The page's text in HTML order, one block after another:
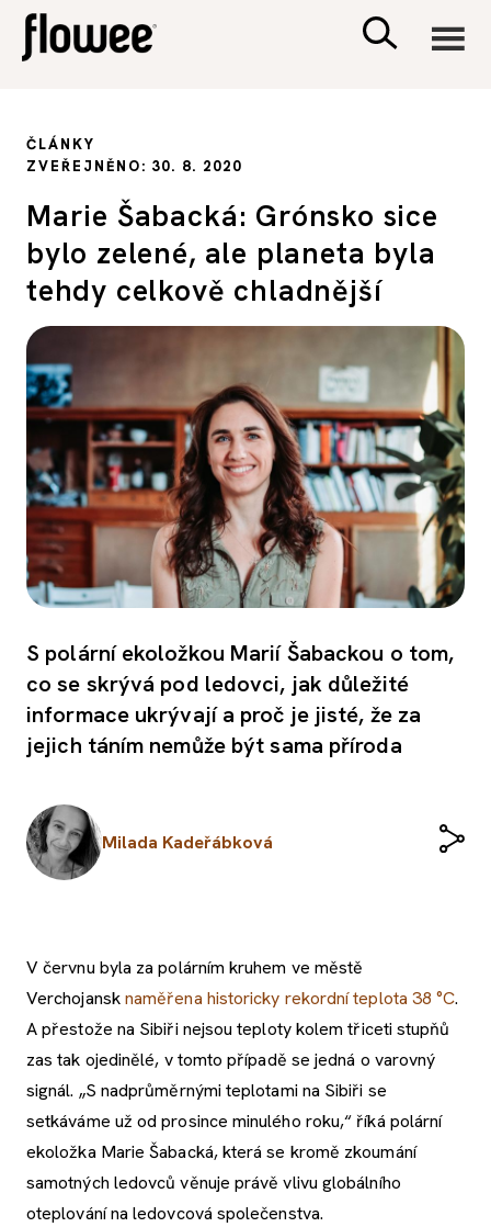
PSYCHOLOGIE
SEX A VZTAHY
PORADNA
ČLÁNKY
ZVEŘEJNĚNO: 30. 8. 2020
Marie Šabacká: Grónsko sice
bylo zelené, ale planeta byla
tehdy celkově chladnější
S polární ekoložkou Marií Šabackou o tom,
co se skrývá pod ledovci, jak důležité
informace ukrývají a proč je jisté, že za
jejich táním nemůže být sama příroda
Milada Kadeřábková
V červnu byla za polárním kruhem ve městě
Verchojansknaměřena historicky rekordní teplota 38 °C.
A přestože na Sibiři nejsou teploty kolem třiceti stupňů
zas tak ojedinělé, v tomto případě se jedná o varovný
signál. „S nadprůměrnými teplotami na Sibiři se
setkáváme už od prosince minulého roku,“ říká polární
ekoložka Marie Šabacká, která se kromě zkoumání
samotných ledovců věnuje právě vlivu globálního
oteplování na ledovcová společenstva.